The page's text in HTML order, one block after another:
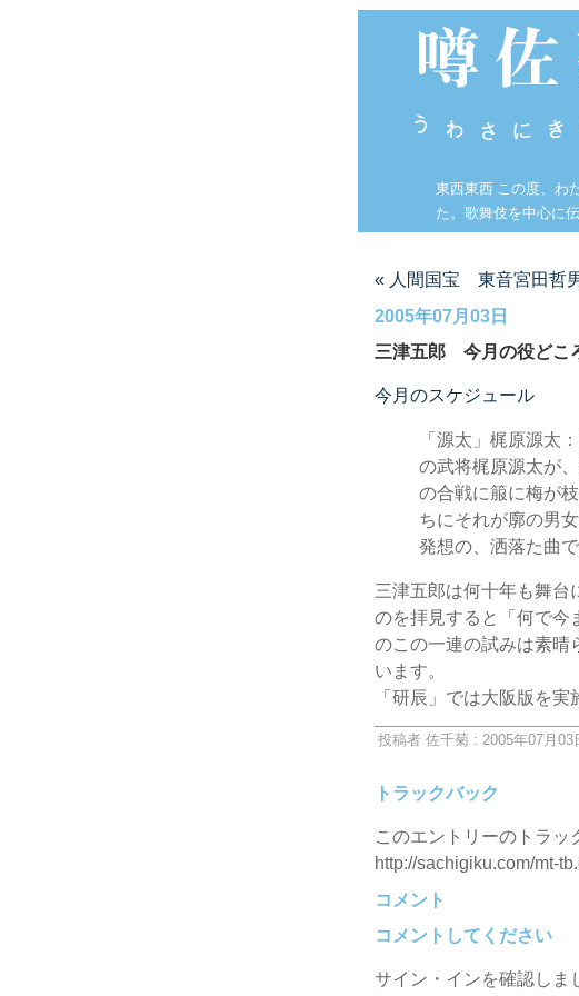
東西東西 この度、わ
た。歌舞伎を中心に
« 人間国宝 東音宮田哲
2005年07月03日
三津五郎 今月の役どこ
今月のスケジュール
「源太」梶原源太
の武将梶原源太が
の合戦に箙に梅が
ちにそれが廓の男
発想の、洒落た曲で
三津五郎は何十年も舞台
のを拝見すると「何で今
のこの一連の試みは素晴
います。
「研辰」では大阪版を実
投稿者 佐千菊 : 2005年07月03
トラックバック
このエントリーのトラッ
http://sachigiku.com/mt-
コメント
コメントしてください
サイン・インを確認しま